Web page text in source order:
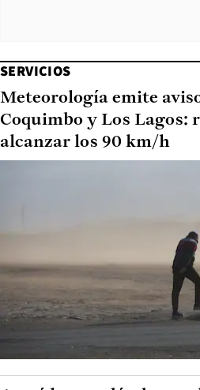
SERVICIOS
Meteorología emite
Coquimbo y Los Lagos:
alcanzar los 90 km/h